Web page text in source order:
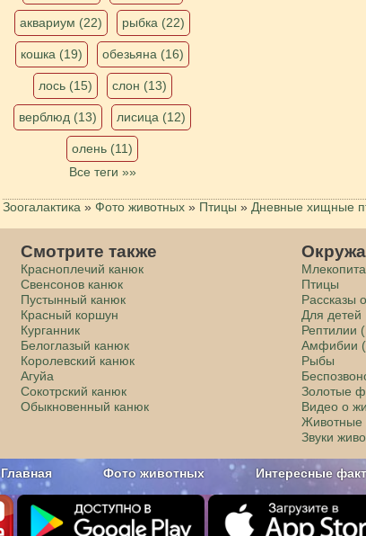
аквариум (22) рыбка (22)
кошка (19) обезьяна (16)
лось (15) слон (13)
верблюд (13) лисица (12)
олень (11)
Все теги »»
Зоогалактика » Фото животных » Птицы » Дневные хищные
Смотрите также
Красноплечий канюк
Свенсонов канюк
Пустынный канюк
Красный коршун
Курганник
Белоглазый канюк
Королевский канюк
Агуйа
Сокотрский канюк
Обыкновенный канюк
Птицы
Рассказы
Для детей
Рептилии
Амфибии
Рыбы
Золотые
Видео о
Животные
Звуки
Главная Фото животных Интересные
Наши приложения. Бесплатно и без рекламы